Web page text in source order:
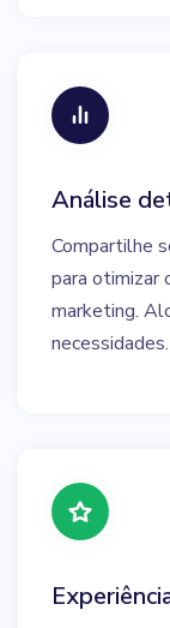
Análise
Compartilhe
para otimizar
marketing.
necessidades.